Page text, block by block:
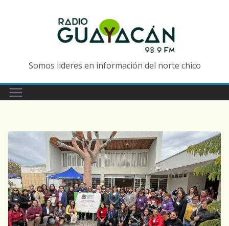
Somos lideres en información del norte chico